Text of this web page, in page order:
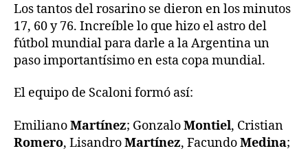
Los tantos del rosarino se dieron en los minutos
17, 60 y 76. Increíble lo que hizo el astro del
fútbol mundial para darle a la Argentina un
paso importantísimo en esta copa mundial.
El equipo de Scaloni formó así:
EmilianoMartínez; GonzaloMontiel, Cristian
Romero, LisandroMartínez, FacundoMedina;